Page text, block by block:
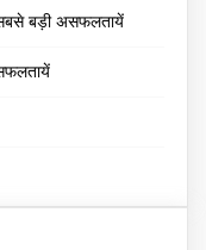
सबसे बड़ी असफलतायें